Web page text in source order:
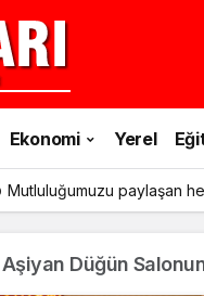
Ekonomi Yerel
Mutluluğumuzu paylaşan
Düğün